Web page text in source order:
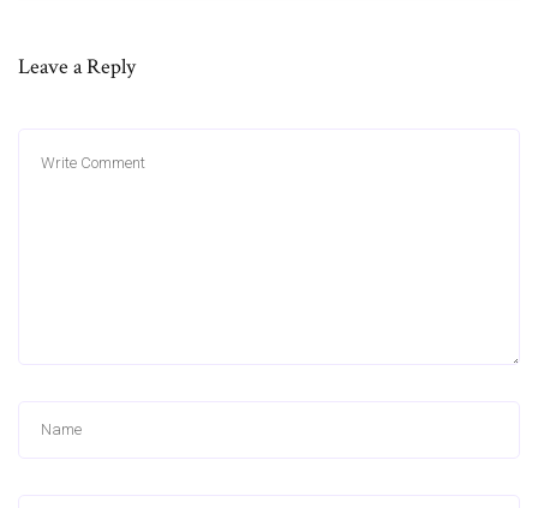
Leave a Reply